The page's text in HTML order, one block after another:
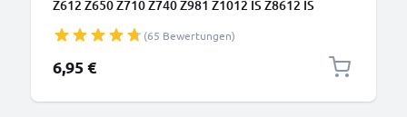
Z612 Z650 Z710 Z740 Z981 Z1012 IS Z8612 IS
M863 Video-/ Fotokameras - U-8 Datenkabel 2.0,
PVC Ladekabel
(65 Bewertungen)
6,95 €